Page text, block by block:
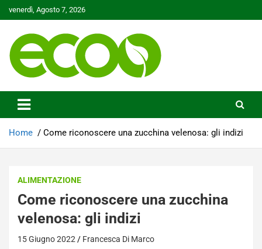
to
venerdì, Agosto 7, 2026
Ecoo.it
Home Come riconoscere una zucchina velenosa: gli indizi
ALIMENTAZIONE
Come riconoscere una zucchina
velenosa: gli indizi
15 Giugno 2022 Francesca Di Marco